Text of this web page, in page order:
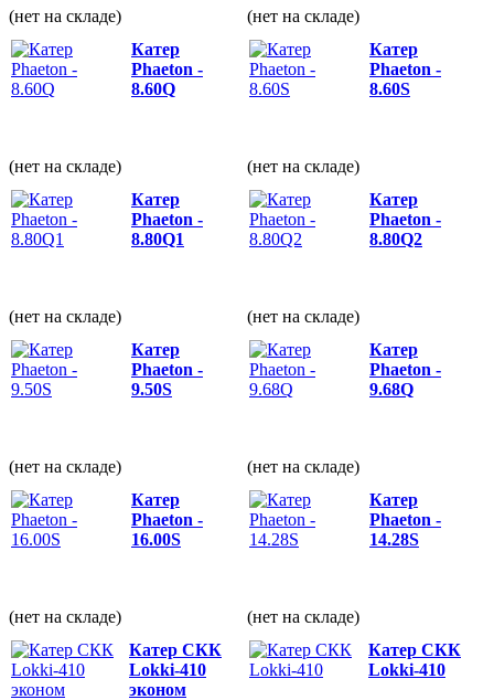
(нет на складе)
(нет на складе)
Катер
Phaeton -
8.60Q
(нет на складе)
Катер
Phaeton -
8.60S
(нет на складе)
Катер
Phaeton -
8.80Q1
(нет на складе)
Катер
Phaeton -
8.80Q2
(нет на складе)
Катер
Phaeton -
9.50S
(нет на складе)
Катер
Phaeton -
9.68Q
(нет на складе)
Катер
Phaeton -
16.00S
(нет на складе)
Катер
Phaeton -
14.28S
(нет на складе)
Катер СКК
Lokki-410
эконом
Катер СКК
Lokki-410